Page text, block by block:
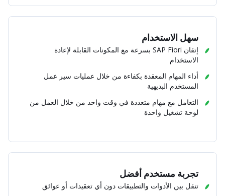
سهل الاستخدام
إتقان SAP Fiori بسرعة مع المكونات القابلة لإعادة
الاستخدام
أداء المهام المعقدة بكفاءة من خلال عمليات سير عمل
المستخدم البديهية
التعامل مع مهام متعددة في وقت واحد من خلال العمل من
لوحة تشغيل واحدة
تجربة مستخدم أفضل
تنقل بين الأدوات والتطبيقات دون أي تعقيدات أو عوائق